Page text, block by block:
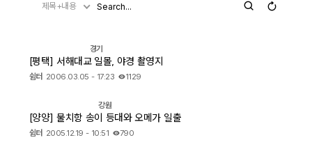
질문 / 답변
가입인사
제목+내용
경기
[평택] 서해대교 일몰, 야경 촬영지
쉼터 2006.03.05 - 17:23 1129
강원
[양양] 물치항 송이 등대와 오메가 일출
쉼터 2005.12.19 - 10:51 790